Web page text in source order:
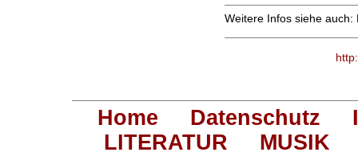
Weitere Infos siehe auch:
Home Datenschutz
LITERATUR
MUSIK